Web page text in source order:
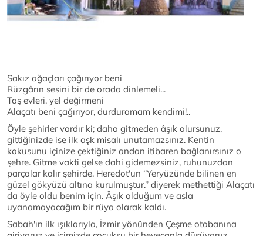
Sakız ağaçları çağırıyor beni
Rüzgârın sesini bir de orada dinlemeli...
Taş evleri, yel değirmeni
Alaçatı beni çağırıyor, durduramam kendimi!..
Öyle şehirler vardır ki; daha gitmeden âşık olursunuz,
gittiğinizde ise ilk aşk misalı unutamazsınız. Kentin
kokusunu içinize çektiğiniz andan itibaren bağlanırsınız o
şehre. Gitme vakti gelse dahi gidemezsiniz, ruhunuzdan
parçalar kalır şehirde. Heredot'un ‘’Yeryüzünde bilinen en
güzel gökyüzü altına kurulmuştur.’’ diyerek methettiği Alaçatı
da öyle oldu benim için. Âşık olduğum ve asla
uyanamayacağım bir rüya olarak kaldı.
Sabah'ın ilk ışıklarıyla, İzmir yönünden Çeşme otobanına